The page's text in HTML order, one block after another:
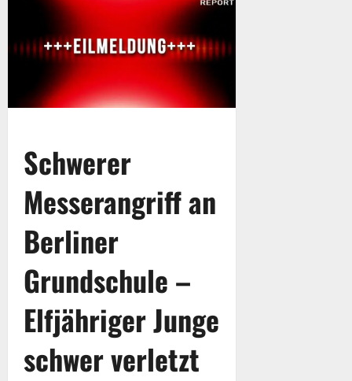
Schwerer
Messerangriff an
Berliner
Grundschule –
Elfjähriger Junge
schwer verletzt